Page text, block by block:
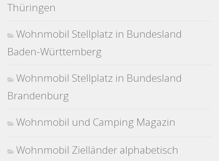
Thüringen
Wohnmobil Stellplatz in Bundesland
Baden-Württemberg
Wohnmobil Stellplatz in Bundesland
Brandenburg
Wohnmobil und Camping Magazin
Wohnmobil Zielländer alphabetisch